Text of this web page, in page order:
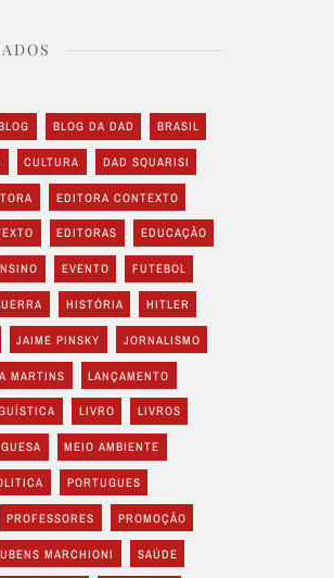
BLOG DA DAD BRASIL
CULTURA DAD SQUARISI
EDITORA CONTEXTO
EDITORAS EDUCAÇÃO
EVENTO FUTEBOL
HISTÓRIA HITLER
JAIME PINSKY JORNALISMO
MARTINS LANÇAMENTO
LIVRO LIVROS
MEIO AMBIENTE
PORTUGUES
PROFESSORES PROMOÇÃO
MARCHIONI SAÚDE